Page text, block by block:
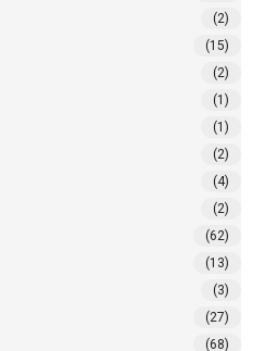
(2)
(15)
(2)
(1)
(1)
(2)
(4)
(2)
(62)
(13)
(3)
(27)
(68)